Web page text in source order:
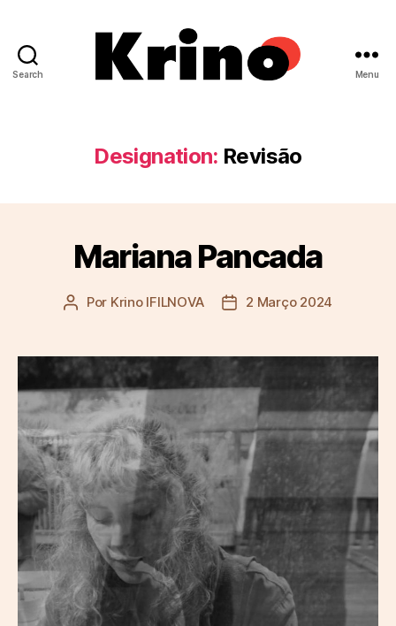
Search Menu
Designation: Revisão
Mariana Pancada
Autor
Por Krino IFILNOVA
Data2 Março 2024